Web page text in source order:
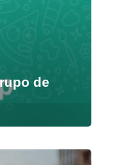
de